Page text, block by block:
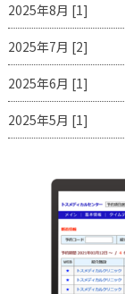
2025年8月 [1]
2025年7月 [2]
2025年6月 [1]
2025年5月 [1]